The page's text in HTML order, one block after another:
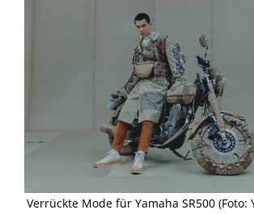
Verrückte Mode für Yamaha SR500 (Foto: